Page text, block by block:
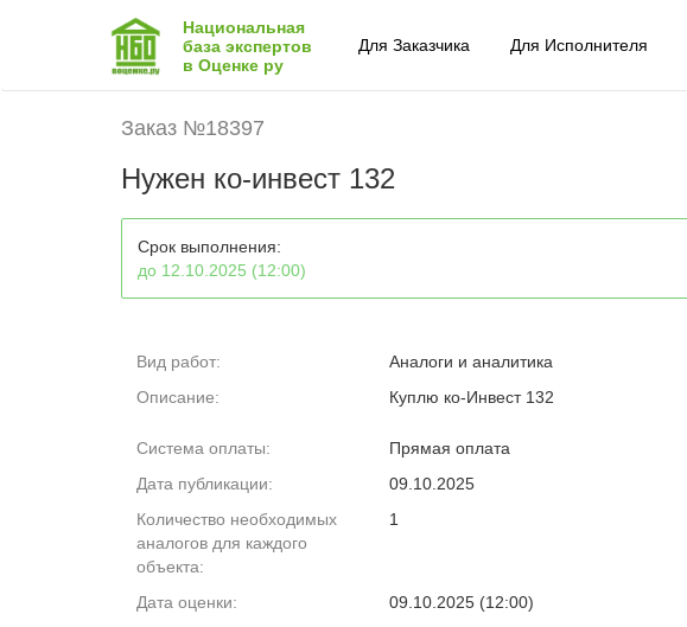
Национальная
база экспертов
в Оценке ру
Для Заказчика Для Исполнителя
Заказ №18397
Нужен ко-инвест 132
Срок выполнения:
до 12.10.2025 (12:00)
Вид работ:
Аналоги и аналитика
Описание:
Куплю ко-Инвест 132
Система оплаты:
Прямая оплата
Дата публикации:
09.10.2025
Количество необходимых
аналогов для каждого
объекта:
1
Дата оценки: 09.10.2025 (12:00)